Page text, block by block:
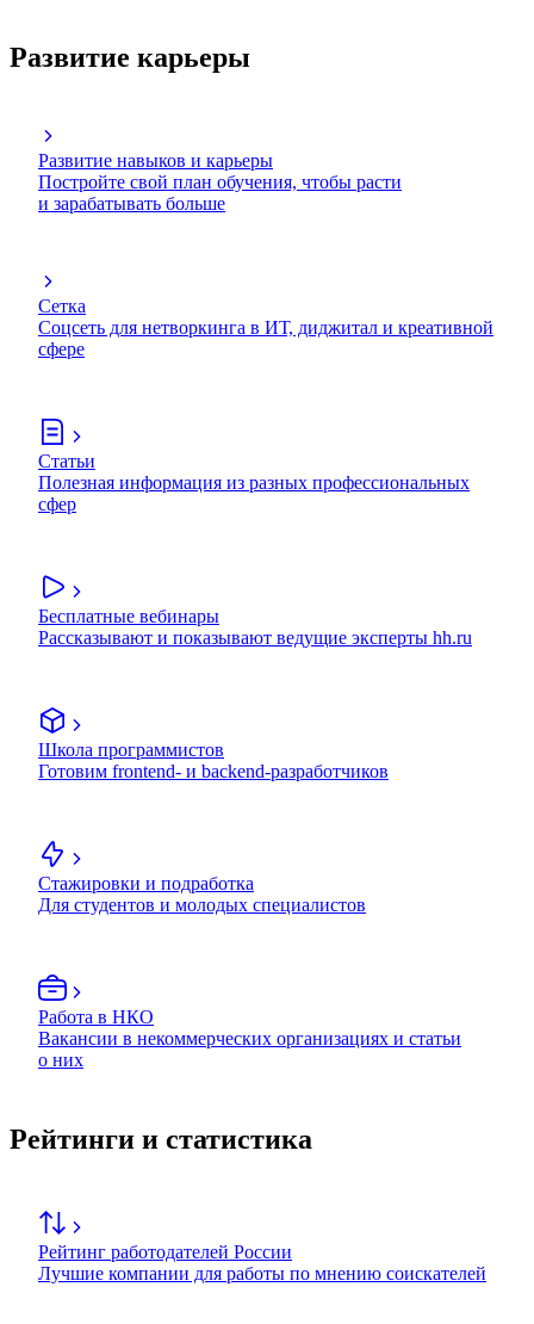
Развитие карьеры
Развитие навыков и карьеры
Постройте свой план обучения, чтобы расти
и зарабатывать больше
Сетка
Соцсеть для нетворкинга в ИТ, диджитал и креативной
сфере
Статьи
Полезная информация из разных профессиональных
сфер
Бесплатные вебинары
Рассказывают и показывают ведущие эксперты hh.ru
Школа программистов
Готовим frontend- и backend-разработчиков
Стажировки и подработка
Для студентов и молодых специалистов
Работа в НКО
Вакансии в некоммерческих организациях и статьи
о них
Рейтинги и статистика
Рейтинг работодателей России
Лучшие компании для работы по мнению соискателей